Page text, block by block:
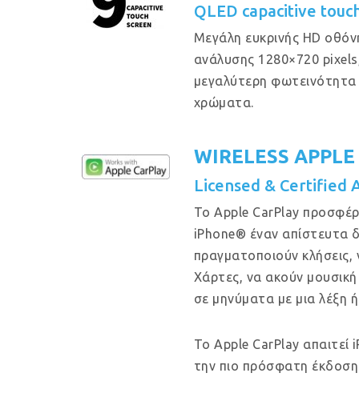
QLED capacitive
Μεγάλη ευκρινής HD
ανάλυσης 1280×720
μεγαλύτερη φωτεινότητα
χρώματα.
WIRELESS
Licensed & Certified
Το Apple CarPlay
iPhone® έναν απίστευτα
πραγματοποιούν
Χάρτες, να ακούν
σε μηνύματα με μια λέξη
Το Apple CarPlay απαιτεί
την πιο πρόσφατη